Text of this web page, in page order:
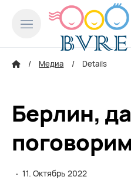
Медиа Details
Берлин,
· 11. Октябрь 2022